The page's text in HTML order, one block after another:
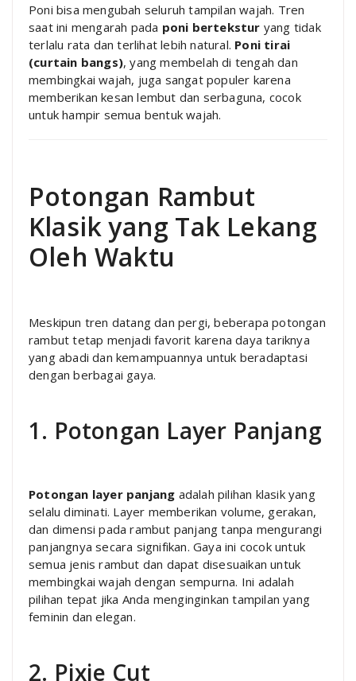
Poni bisa mengubah seluruh tampilan wajah. Tren
saat ini mengarah pada poni bertekstur yang tidak
terlalu rata dan terlihat lebih natural. Poni tirai
(curtain bangs), yang membelah di tengah dan
membingkai wajah, juga sangat populer karena
memberikan kesan lembut dan serbaguna, cocok
untuk hampir semua bentuk wajah.
Potongan Rambut
Klasik yang Tak Lekang
Oleh Waktu
Meskipun tren datang dan pergi, beberapa potongan
rambut tetap menjadi favorit karena daya tariknya
yang abadi dan kemampuannya untuk beradaptasi
dengan berbagai gaya.
1. Potongan Layer Panjang
Potongan layer panjang adalah pilihan klasik yang
selalu diminati. Layer memberikan volume, gerakan,
dan dimensi pada rambut panjang tanpa mengurangi
panjangnya secara signifikan. Gaya ini cocok untuk
semua jenis rambut dan dapat disesuaikan untuk
membingkai wajah dengan sempurna. Ini adalah
pilihan tepat jika Anda menginginkan tampilan yang
feminin dan elegan.
2. Pixie Cut